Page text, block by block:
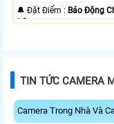
️🔔 Đặt Điểm : Báo Động
Động.
TIN TỨC CAMERA
Camera Trong Nhà Và